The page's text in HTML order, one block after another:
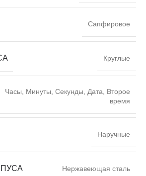
Сапфировое
Круглые
Часы, Минуты, Секунды, Дата, Второе
время
Наручные
Нержавеющая сталь